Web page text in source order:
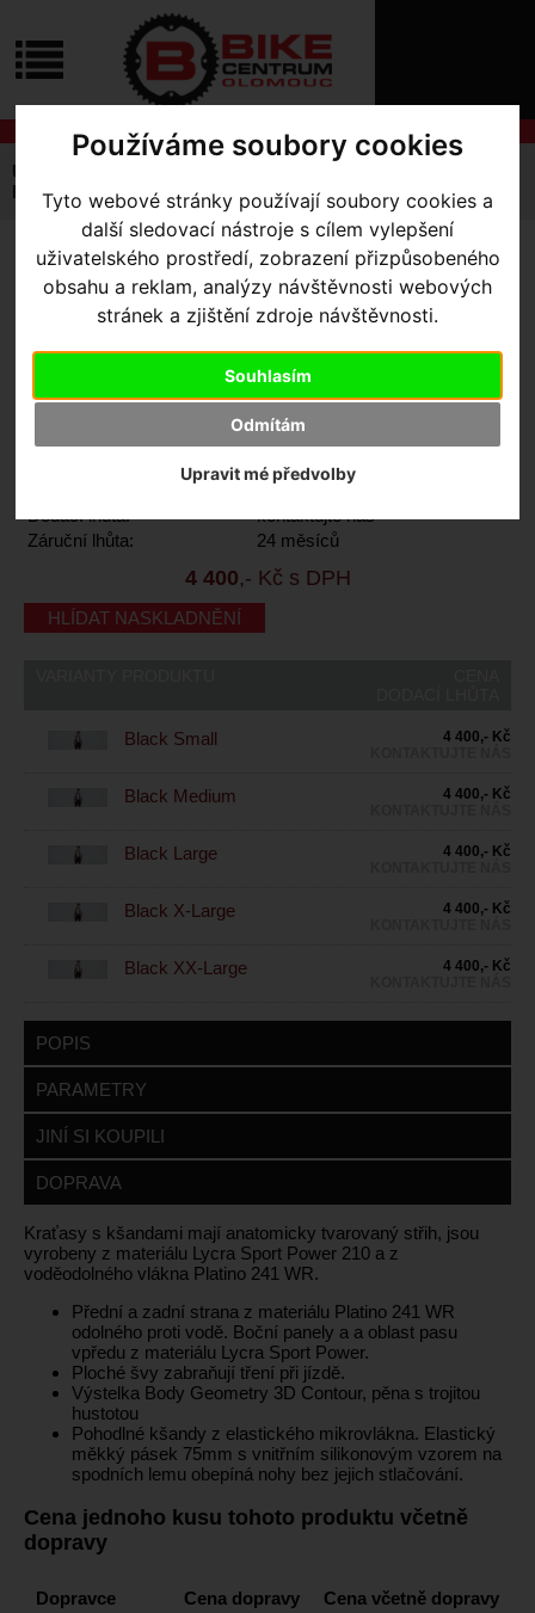
Používáme soubory cookies
Tyto webové stránky používají soubory cookies a
další sledovací nástroje s cílem vylepšení
uživatelského prostředí, zobrazení přizpůsobeného
obsahu a reklam, analýzy návštěvnosti webových
stránek a zjištění zdroje návštěvnosti.
Souhlasím
Odmítám
Upravit mé předvolby
NÁKUPU
SLUŽBY
ZTRATILI
Úvodní strana
Pánské
SL Elite Race Bib Shorts
SL ELITE RACE BIB SHORTS
- Black Small
644-87022
Ne
Dodací lhůta:
kontaktujte nás
Záruční lhůta:
24 měsíců
4 400,- Kč s DPH
HLÍDAT NASKLADNĚNÍ
Black Small
4 400,- Kč
Black Medium
4 400,- Kč
Black Large
4 400,- Kč
Black X-Large
4 400,- Kč
Black XX-Large
4 400,- Kč
POPIS
PARAMETRY
JINÍ SI KOUPILI
DOPRAVA
Kraťasy s kšandami mají anatomicky tvarovaný střih, jsou
vyrobeny z materiálu Lycra Sport Power 210 a z
voděodolného vlákna Platino 241 WR.
Přední a zadní strana z materiálu Platino 241 WR
odolného proti vodě. Boční panely a a oblast pasu
vpředu z materiálu Lycra Sport Power.
Ploché švy zabraňují tření při jízdě.
Výstelka Body Geometry 3D Contour, pěna s trojitou
hustotou
Pohodlné kšandy z elastického mikrovlákna. Elastický
měkký pásek 75mm s vnitřním silikonovým vzorem na
spodních lemu obepíná nohy bez jejich stlačování.
Cena jednoho kusu tohoto produktu včetně
dopravy
Dopravce Cena dopravy Cena včetně dopravy